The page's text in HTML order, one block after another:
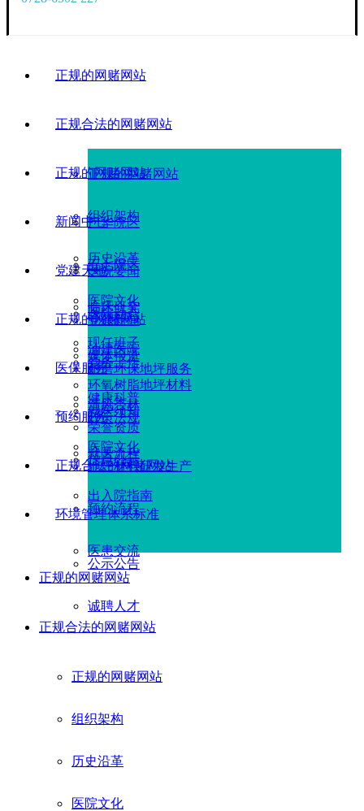
正规的网赌网站
正规合法的网赌网站
正规的网赌网站
组织架构
历史沿革
医院文化
现任班子
环氧树脂地坪材料
荣誉资质
正规的网赌网站
广华院区
五七院区
临床研究
油建医院
新闻中心
医院要闻
医院动态
媒体报道
健康科普
党建天地
党建新闻
党务工作
清风杏林
医院文化
正规的网赌网站
耐磨环保地坪服务
就医须知
就医流程
出入院指南
医保服务
政策法规
信息公示
预约服务
地坪材料研发生产
预约流程
医患交流
正规合法的网赌网站
环境管理体系标准
公示公告
诚聘人才
正规的网赌网站
正规合法的网赌网站
正规的网赌网站
组织架构
历史沿革
医院文化